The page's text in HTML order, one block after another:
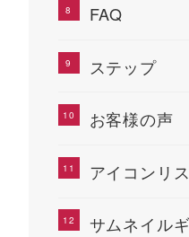
FAQ
ステップ
お客様の声
アイコンリ
サムネイル